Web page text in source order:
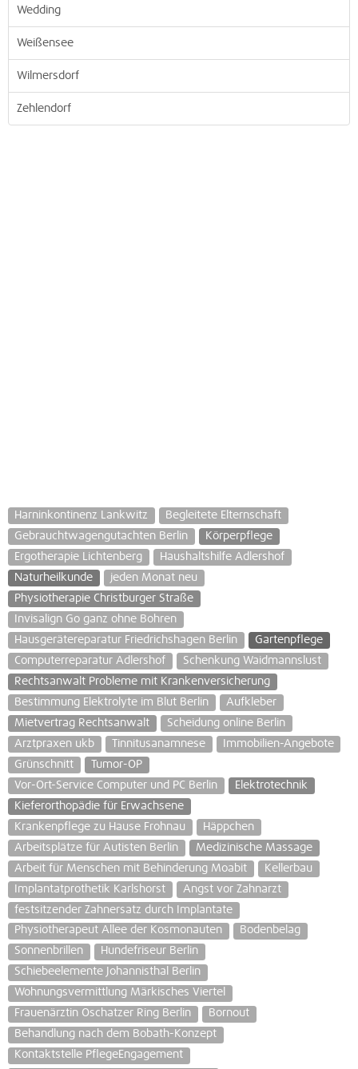
Wedding
Weißensee
Wilmersdorf
Zehlendorf
Harninkontinenz Lankwitz
Begleitete Elternschaft
Gebrauchtwagengutachten Berlin
Körperpflege
Ergotherapie Lichtenberg
Haushaltshilfe Adlershof
Naturheilkunde
jeden Monat neu
Physiotherapie Christburger Straße
Invisalign Go ganz ohne Bohren
Hausgerätereparatur Friedrichshagen Berlin
Gartenpflege
Computerreparatur Adlershof
Schenkung Waidmannslust
Rechtsanwalt Probleme mit Krankenversicherung
Bestimmung Elektrolyte im Blut Berlin
Aufkleber
Mietvertrag Rechtsanwalt
Scheidung online Berlin
Arztpraxen ukb
Tinnitusanamnese
Immobilien-Angebote
Grünschnitt
Tumor-OP
Vor-Ort-Service Computer und PC Berlin
Elektrotechnik
Kieferorthopädie für Erwachsene
Krankenpflege zu Hause Frohnau
Häppchen
Arbeitsplätze für Autisten Berlin
Medizinische Massage
Arbeit für Menschen mit Behinderung Moabit
Kellerbau
Implantatprothetik Karlshorst
Angst vor Zahnarzt
festsitzender Zahnersatz durch Implantate
Physiotherapeut Allee der Kosmonauten
Bodenbelag
Sonnenbrillen
Hundefriseur Berlin
Schiebeelemente Johannisthal Berlin
Wohnungsvermittlung Märkisches Viertel
Frauenärztin Oschatzer Ring Berlin
Bornout
Behandlung nach dem Bobath-Konzept
Kontaktstelle PflegeEngagement